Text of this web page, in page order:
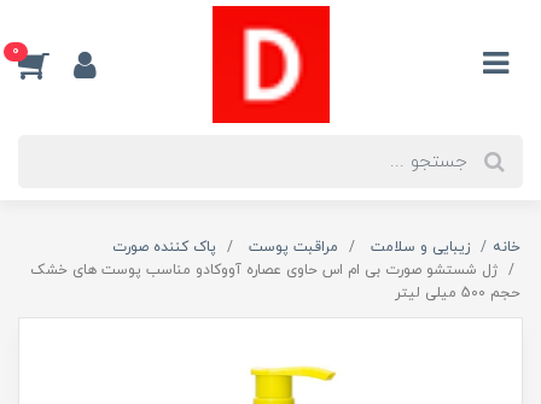
0
خانه زیبایی و سلامت مراقبت پوست
پاک کننده صورت
ژل شستشو صورت بی ام اس حاوی عصاره آووکادو مناسب پوست های خشک
حجم 500 میلی لیتر